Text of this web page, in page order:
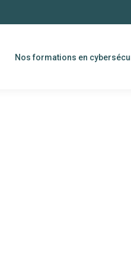
Nos formations en